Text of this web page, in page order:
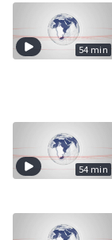
54 min
54 min